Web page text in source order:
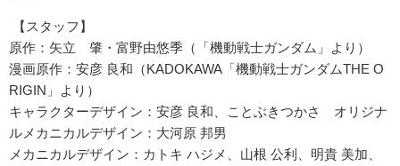
【スタッフ】
原作：矢立 肇・富野由悠季（「機動戦士ガンダム」より）
漫画原作：安彦 良和（KADOKAWA「機動戦士ガンダムTHE O
RIGIN」より）
キャラクターデザイン：安彦 良和、ことぶきつかさ オリジナ
ルメカニカルデザイン：大河原 邦男
メカニカルデザイン：カトキ ハジメ、山根 公利、明貴 美加、